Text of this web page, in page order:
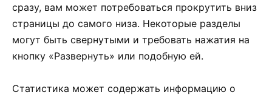
сразу, вам может потребоваться прокрутить вниз
страницы до самого низа. Некоторые разделы
могут быть свернутыми и требовать нажатия на
кнопку «Развернуть» или подобную ей.
Статистика может содержать информацию о